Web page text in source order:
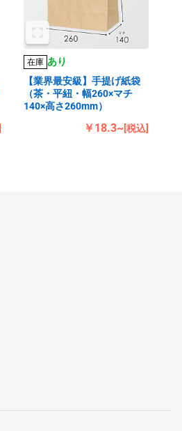
在庫 あり
【業界最安級】手提げ紙袋
（茶・平紐・幅260×マチ
140×高さ260mm）
￥18.3~[税込]